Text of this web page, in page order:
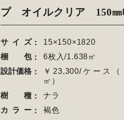
プ オイルクリア 150㎜
サイズ
15×150×1820
梱包
6枚入/1.638㎡
設計価格
￥23,300/ケース（
㎡）
樹種
ナラ
カラー
褐色